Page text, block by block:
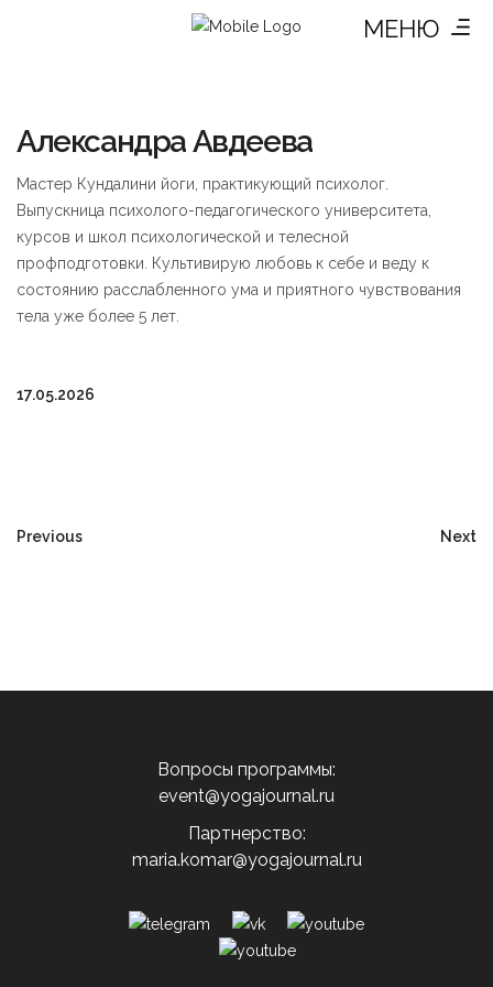
МЕНЮ
Александра Авдеева
Мастер Кундалини йоги, практикующий психолог.
Выпускница психолого-педагогического университета,
курсов и школ психологической и телесной
профподготовки. Культивирую любовь к себе и веду к
состоянию расслабленного ума и приятного чувствования
тела уже более 5 лет.
17.05.2026
Previous Next
Вопросы программы:
event@yogajournal.ru
Партнерство:
maria.komar@yogajournal.ru